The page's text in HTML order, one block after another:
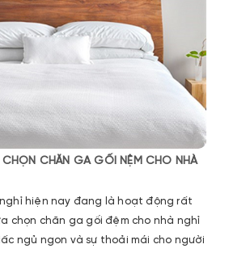
CHỌN CHĂN GA GỐI NỆM CHO NHÀ
hiện nay đang là hoạt động rất
chọn chăn ga gối đệm cho nhà nghỉ
ngủ ngon và sự thoải mái cho người